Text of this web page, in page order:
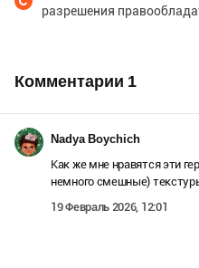
разрешения
Комментарии 1
Nadya Boychich
Как же мне нравятся эти
немного смешные)
19 Февраль 2026, 12:01